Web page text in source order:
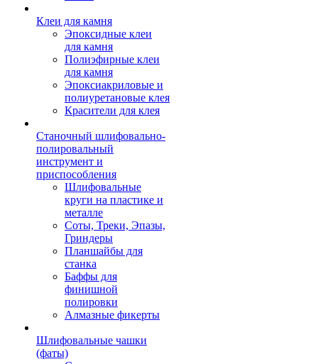
Клеи для камня
Эпоксидные клеи
для камня
Полиэфирные клеи
для камня
Эпоксиакриловые и
полиуретановые клея
Красители для клея
Станочный шлифовально-
полировальный
инструмент и
приспособления
Шлифовальные
круги на пластике и
металле
Соты, Треки, Эпазы,
Гриндеры
Планшайбы для
станка
Баффы для
финишной
полировки
Алмазные фикерты
Шлифовальные чашки
(фаты)